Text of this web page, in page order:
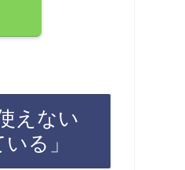
えない
る」